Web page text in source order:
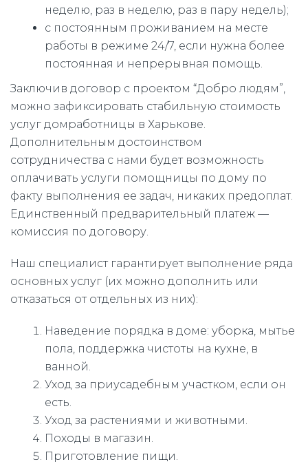
неделю, раз в неделю, раз в пару недель);
с постоянным проживанием на месте
работы в режиме 24/7, если нужна более
постоянная и непрерывная помощь.
Заключив договор с проектом “Добро людям”,
можно зафиксировать стабильную стоимость
услуг домработницы в Харькове.
Дополнительным достоинством
сотрудничества с нами будет возможность
оплачивать услуги помощницы по дому по
факту выполнения ее задач, никаких предоплат.
Единственный предварительный платеж —
комиссия по договору.
Наш специалист гарантирует выполнение ряда
основных услуг (их можно дополнить или
отказаться от отдельных из них):
Наведение порядка в доме: уборка, мытье
пола, поддержка чистоты на кухне, в
ванной.
Уход за приусадебным участком, если он
есть.
Уход за растениями и животными.
Походы в магазин.
Приготовление пищи.